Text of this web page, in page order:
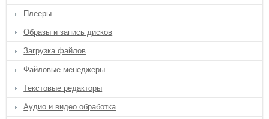
Плееры
Образы и запись дисков
Загрузка файлов
Файловые менеджеры
Текстовые редакторы
Аудио и видео обработка